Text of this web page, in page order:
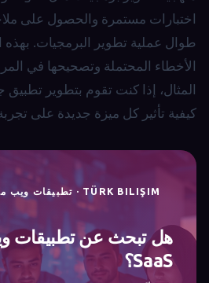
اختبارات مستمرة والحصول على
طوال عملية تطوير البرمجيات.
الأخطاء المحتملة وتصحيحها في
المثال، إذا كنت تقوم بتطوير تطبيق
كيفية تأثير كل ميزة جديدة على
TÜRK BILIŞIM · تطبيقات ويب مخصصة و SAAS
هل تبحث عن تطبيقات
SaaS؟